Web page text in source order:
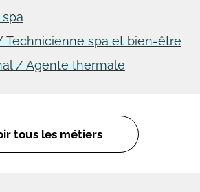
Technicienne spa et bien-être
/ Agente thermale
tous les métiers